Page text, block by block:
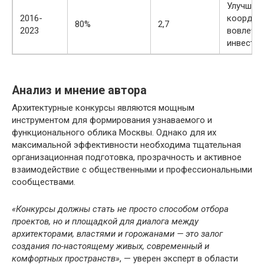
2016-
2023
80% 2,7
Анализ и мнение автора
Архитектурные конкурсы являются мощным
инструментом для формирования узнаваемого и
функционального облика Москвы. Однако для их
максимальной эффективности необходима тщательная
организационная подготовка, прозрачность и активное
взаимодействие с общественными и профессиональными
сообществами.
«Конкурсы должны стать не просто способом отбора
проектов, но и площадкой для диалога между
архитекторами, властями и горожанами — это залог
создания по-настоящему живых, современный и
комфортных пространств», — уверен эксперт в области